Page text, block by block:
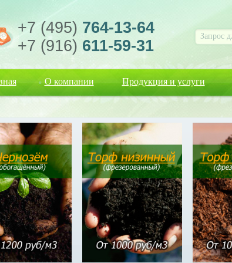
+7 (495) 764-13-64
+7 (916) 611-59-31
О компании Продукция и услуги